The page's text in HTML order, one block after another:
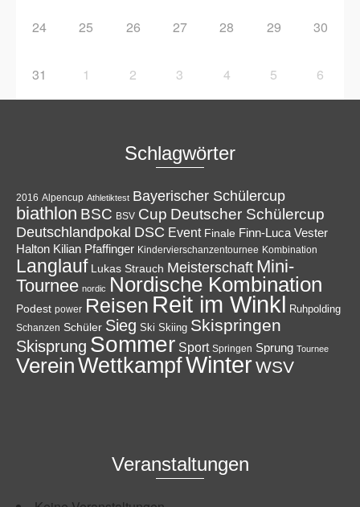
24 25 26 27 28 29 30
31 1 2 3 4 5 6
Schlagwörter
2016 Alpencup Athletiktest Bayerischer Schülercup
biathlon BSC BSV Cup Deutscher Schülercup
Deutschlandpokal DSC Event Finale Finn-Luca Vester
Halton Kilian Pfaffinger Kindervierschanzentournee Kombination
Langlauf Lukas Strauch Meisterschaft Mini-
Tournee nordic Nordische Kombination
Podest power Reisen Reit im Winkl Ruhpolding
Schanzen Schüler Sieg Ski Skiing Skispringen
Skisprung Sommer Sport Springen Sprung Tournee
VereinWettkampfWinterWSV
Veranstaltungen